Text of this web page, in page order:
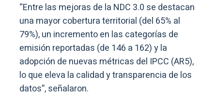
“Entre las mejoras de la NDC 3.0 se destacan
una mayor cobertura territorial (del 65% al
79%), un incremento en las categorías de
emisión reportadas (de 146 a 162) y la
adopción de nuevas métricas del IPCC (AR5),
lo que eleva la calidad y transparencia de los
datos”, señalaron.